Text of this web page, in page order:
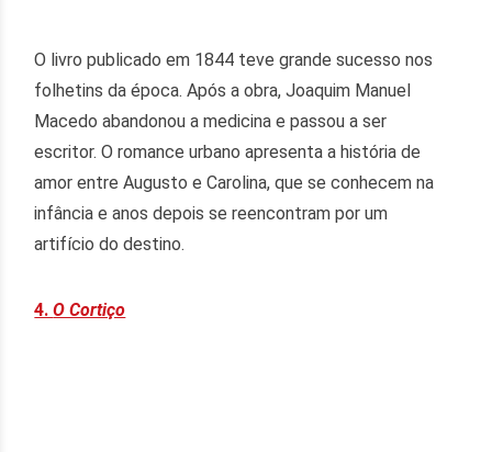
O livro publicado em 1844 teve grande sucesso nos
folhetins da época. Após a obra, Joaquim Manuel
Macedo abandonou a medicina e passou a ser
escritor. O romance urbano apresenta a história de
amor entre Augusto e Carolina, que se conhecem na
infância e anos depois se reencontram por um
artifício do destino.
4.O Cortiço